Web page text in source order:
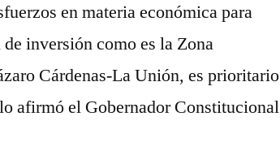
en materia económica para
inversión como es la Zona
Cárdenas-La Unión, es prioritario
afirmó el Gobernador Constitucional